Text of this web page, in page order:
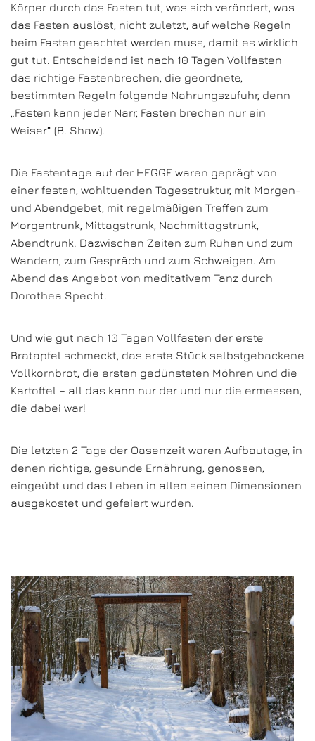
Körper durch das Fasten tut, was sich verändert, was
das Fasten auslöst, nicht zuletzt, auf welche Regeln
beim Fasten geachtet werden muss, damit es wirklich
gut tut. Entscheidend ist nach 10 Tagen Vollfasten
das richtige Fastenbrechen, die geordnete,
bestimmten Regeln folgende Nahrungszufuhr, denn
„Fasten kann jeder Narr, Fasten brechen nur ein
Weiser“ (B. Shaw).
Die Fastentage auf der HEGGE waren geprägt von
einer festen, wohltuenden Tagesstruktur, mit Morgen-
und Abendgebet, mit regelmäßigen Treffen zum
Morgentrunk, Mittagstrunk, Nachmittagstrunk,
Abendtrunk. Dazwischen Zeiten zum Ruhen und zum
Wandern, zum Gespräch und zum Schweigen. Am
Abend das Angebot von meditativem Tanz durch
Dorothea Specht.
Und wie gut nach 10 Tagen Vollfasten der erste
Bratapfel schmeckt, das erste Stück selbstgebackene
Vollkornbrot, die ersten gedünsteten Möhren und die
Kartoffel – all das kann nur der und nur die ermessen,
die dabei war!
Die letzten 2 Tage der Oasenzeit waren Aufbautage, in
denen richtige, gesunde Ernährung, genossen,
eingeübt und das Leben in allen seinen Dimensionen
ausgekostet und gefeiert wurden.